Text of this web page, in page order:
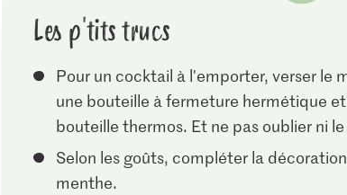
Les p'tits trucs
Pour un cocktail à l'emporter, verser le
une bouteille à fermeture hermétique
bouteille thermos. Et ne pas oublier ni
Selon les goûts, compléter la
menthe.